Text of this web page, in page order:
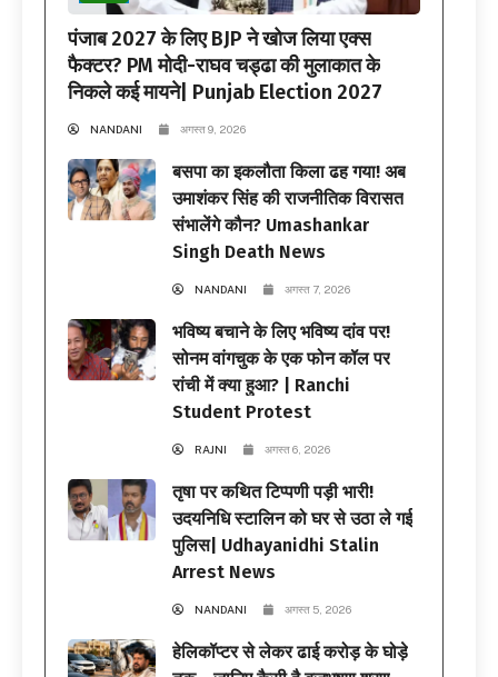
पंजाब 2027 के लिए BJP ने खोज लिया एक्स
फैक्टर? PM मोदी-राघव चड्ढा की मुलाकात के
निकले कई मायने| Punjab Election 2027
NANDANI अगस्त 9, 2026
बसपा का इकलौता किला ढह गया! अब
उमाशंकर सिंह की राजनीतिक विरासत
संभालेंगे कौन? Umashankar
Singh Death News
NANDANI अगस्त 7, 2026
भविष्य बचाने के लिए भविष्य दांव पर!
सोनम वांगचुक के एक फोन कॉल पर
रांची में क्या हुआ? | Ranchi
Student Protest
RAJNI अगस्त 6, 2026
तृषा पर कथित टिप्पणी पड़ी भारी!
उदयनिधि स्टालिन को घर से उठा ले गई
पुलिस| Udhayanidhi Stalin
Arrest News
NANDANI अगस्त 5, 2026
हेलिकॉप्टर से लेकर ढाई करोड़ के घोड़े